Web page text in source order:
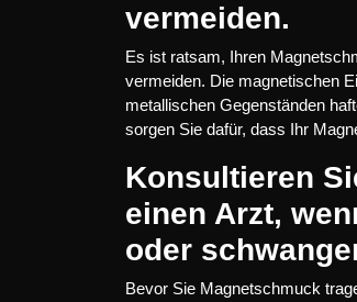
vermeiden.
Es ist ratsam, Ihren
vermeiden. Die magnetischen
metallischen Gegenständen
sorgen Sie dafür, dass Ihr
Konsultieren
einen Arzt,
oder
Bevor Sie Magnetschmuck